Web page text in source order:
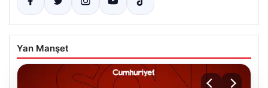
Yan Manşet